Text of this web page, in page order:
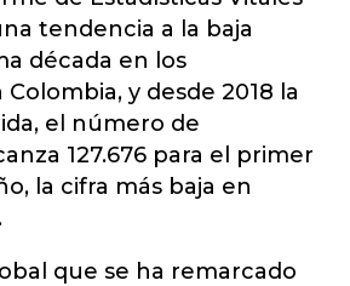
tendencia a la baja
década en los
y desde 2018 la
el número de
127.676 para el primer
la cifra más baja en
que se ha remarcado